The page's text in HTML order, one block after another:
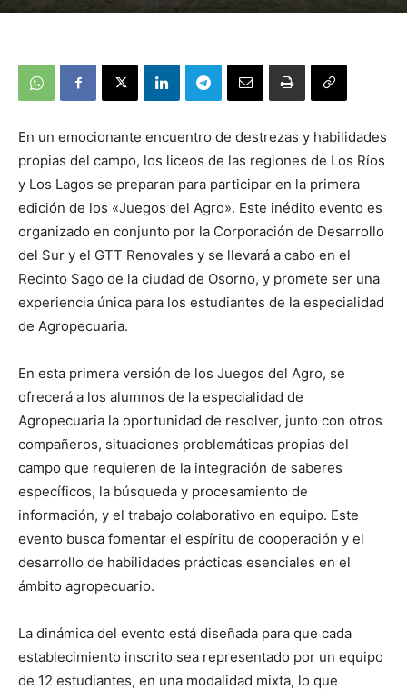
En un emocionante encuentro de destrezas y habilidades
propias del campo, los liceos de las regiones de Los Ríos
y Los Lagos se preparan para participar en la primera
edición de los «Juegos del Agro». Este inédito evento es
organizado en conjunto por la Corporación de Desarrollo
del Sur y el GTT Renovales y se llevará a cabo en el
Recinto Sago de la ciudad de Osorno, y promete ser una
experiencia única para los estudiantes de la especialidad
de Agropecuaria.
En esta primera versión de los Juegos del Agro, se
ofrecerá a los alumnos de la especialidad de
Agropecuaria la oportunidad de resolver, junto con otros
compañeros, situaciones problemáticas propias del
campo que requieren de la integración de saberes
específicos, la búsqueda y procesamiento de
información, y el trabajo colaborativo en equipo. Este
evento busca fomentar el espíritu de cooperación y el
desarrollo de habilidades prácticas esenciales en el
ámbito agropecuario.
La dinámica del evento está diseñada para que cada
establecimiento inscrito sea representado por un equipo
de 12 estudiantes, en una modalidad mixta, lo que